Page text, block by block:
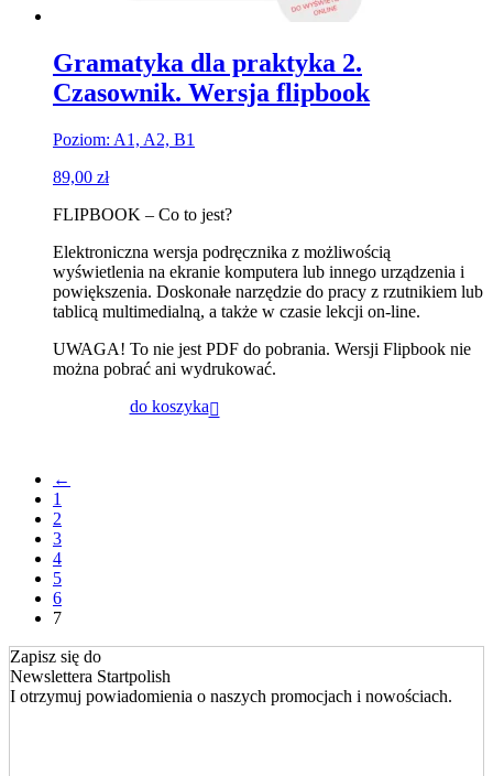
Gramatyka dla praktyka 2.
Czasownik. Wersja flipbook
Poziom: A1, A2, B1
89,00 zł
FLIPBOOK – Co to jest?
Elektroniczna wersja podręcznika z możliwością
wyświetlenia na ekranie komputera lub innego urządzenia i
powiększenia. Doskonałe narzędzie do pracy z rzutnikiem lub
tablicą multimedialną, a także w czasie lekcji on-line.
UWAGA! To nie jest PDF do pobrania. Wersji Flipbook nie
można pobrać ani wydrukować.
do koszyka
←
1
2
3
4
5
6
7
Zapisz się do
Newslettera Startpolish
I otrzymuj powiadomienia o naszych promocjach i nowościach.